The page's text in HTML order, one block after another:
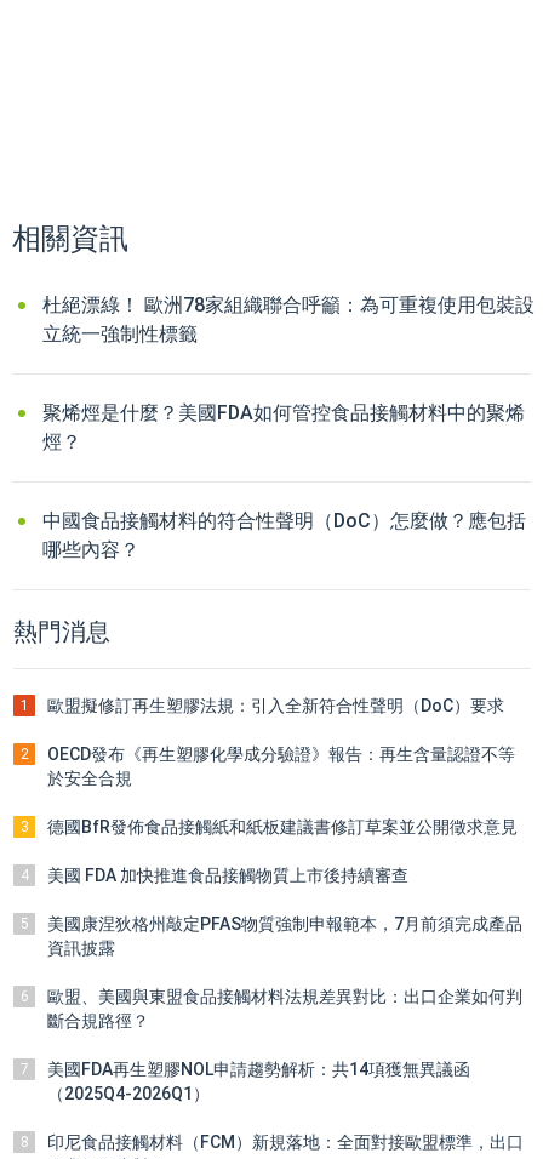
相關資訊
杜絕漂綠！ 歐洲78家組織聯合呼籲：為可重複使用包裝設
立統一強制性標籤
聚烯烴是什麼？美國FDA如何管控食品接觸材料中的聚烯
烴？
中國食品接觸材料的符合性聲明（DoC）怎麼做？應包括
哪些內容？
熱門消息
1 歐盟擬修訂再生塑膠法規：引入全新符合性聲明（DoC）要求
2
OECD發布《再生塑膠化學成分驗證》報告：再生含量認證不等
於安全合規
3 德國BfR發佈食品接觸紙和紙板建議書修訂草案並公開徵求意見
4 美國 FDA 加快推進食品接觸物質上市後持續審查
5
美國康涅狄格州敲定PFAS物質強制申報範本，7月前須完成產品
資訊披露
6
歐盟、美國與東盟食品接觸材料法規差異對比：出口企業如何判
斷合規路徑？
7
美國FDA再生塑膠NOL申請趨勢解析：共14項獲無異議函
（2025Q4-2026Q1）
8
印尼食品接觸材料（FCM）新規落地：全面對接歐盟標準，出口